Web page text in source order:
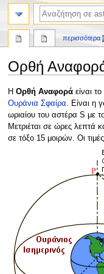
Ορθή
Πήδηση
στην
πλοήγηση
Πήδηση
στην
αναζήτηση
Η Ορθή Αναφοράείναι
Ουράνια Σφαίρα . Είναι η
ωριαίου του αστέρα S με
Μετριέται σε ώρες λεπτά
σε τόξο 15 μοιρών. Οι
περισσότερα
αναζήτηση